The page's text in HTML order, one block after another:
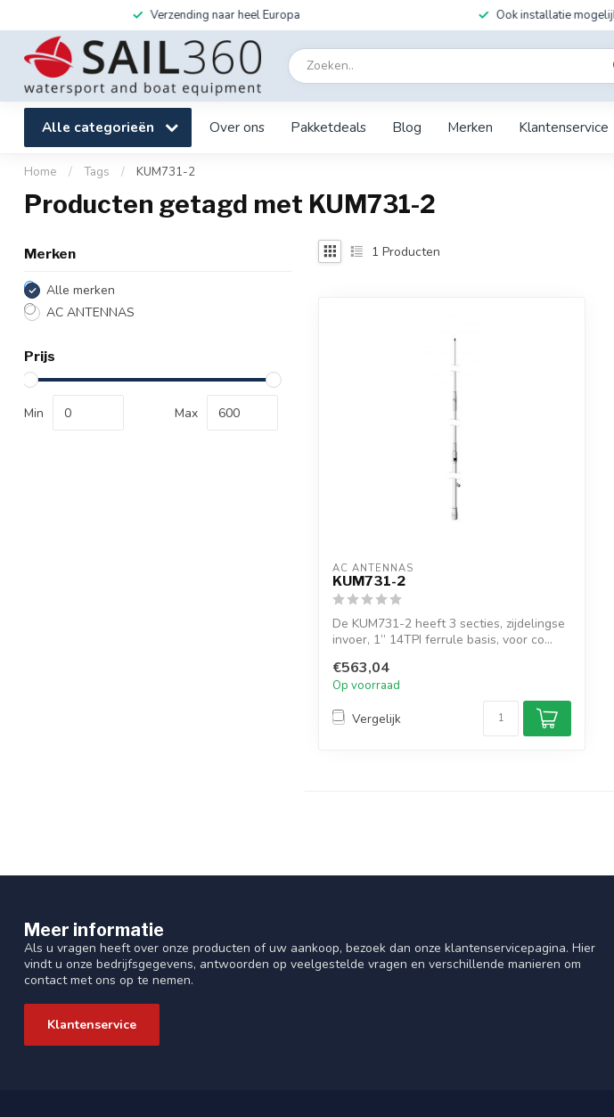
Verzending naar heel Europa Ook installatie
Alle categorieën Over ons Pakketdeals Blog Merken Klantenservice
Home / Tags / KUM731-2
Producten getagd met KUM731-2
Merken
Alle merken
AC ANTENNAS
Prijs
Min Max
1 Producten
AC ANTENNAS
KUM731-2
De KUM731-2 heeft 3 secties, zijdelingse
invoer, 1” 14TPI ferrule basis, voor co...
€563,04
Op voorraad
Vergelijk
Meer informatie
Als u vragen heeft over onze producten of uw aankoop, bezoek dan onze klantenservicepagina. Hier
vindt u onze bedrijfsgegevens, antwoorden op veelgestelde vragen en verschillende manieren om
contact met ons op te nemen.
Klantenservice